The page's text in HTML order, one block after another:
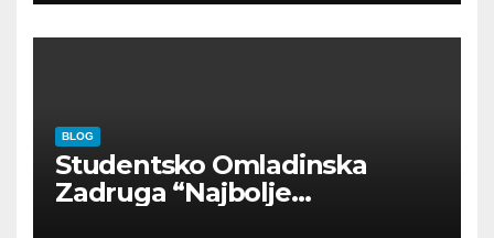
BLOG
Studentsko Omladinska
Zadruga “Najbolje